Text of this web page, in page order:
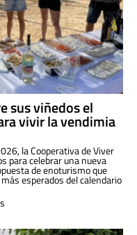
sus viñedos el
vivir la vendimia
la Cooperativa de Viver
para celebrar una nueva
de enoturismo que
esperados del calendario